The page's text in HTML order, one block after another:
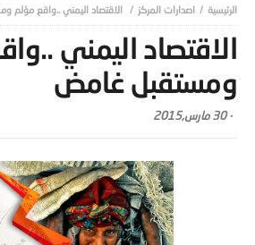
اصدارات المركز الاقتصاد اليمني ..واقع مؤلم
الاقتصاد اليمني
ومستقبل غامض
-30 مارس,2015